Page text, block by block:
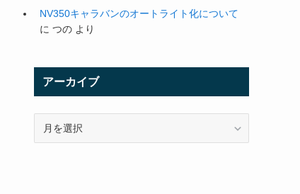
NV350キャラバンのオートライト化について
に つの より
アーカイブ